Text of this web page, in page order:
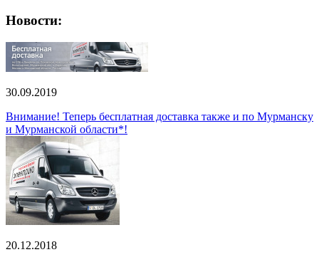
Новости:
30.09.2019
Внимание! Теперь бесплатная доставка также и по Мурманску
и Мурманской области*!
20.12.2018